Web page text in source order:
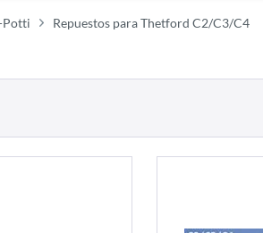
Potti Repuestos para Thetford C2/C3/C4